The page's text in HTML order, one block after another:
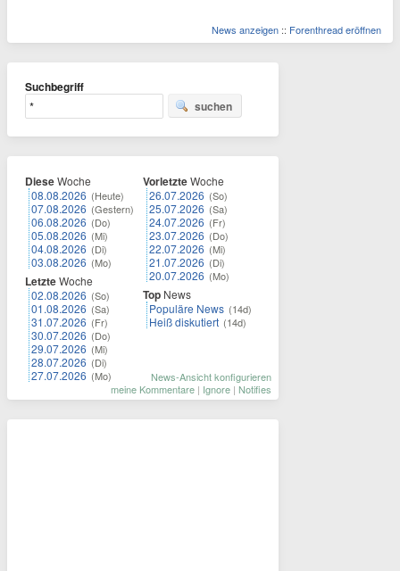
News anzeigen :: Forenthread eröffnen
Suchbegriff
suchen
DieseWoche
08.08.2026 (Heute)
07.08.2026 (Gestern)
06.08.2026 (Do)
05.08.2026 (Mi)
04.08.2026 (Di)
03.08.2026 (Mo)
LetzteWoche
02.08.2026 (So)
01.08.2026 (Sa)
31.07.2026 (Fr)
30.07.2026 (Do)
29.07.2026 (Mi)
28.07.2026 (Di)
27.07.2026 (Mo)
VorletzteWoche
26.07.2026 (So)
25.07.2026 (Sa)
24.07.2026 (Fr)
23.07.2026 (Do)
22.07.2026 (Mi)
21.07.2026 (Di)
20.07.2026 (Mo)
Top News
Populäre News (14d)
Heiß diskutiert (14d)
News-Ansicht konfigurieren
meine Kommentare | Ignore | Notifies